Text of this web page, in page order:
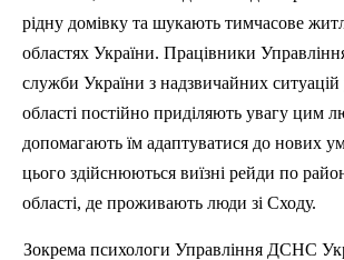
рідну домівку та шукають тимчасове
областях України. Працівники
служби України з надзвичайних ситуацій
області постійно приділяють увагу цим
допомагають їм адаптуватися до нових
цього здійснюються виїзні рейди по
області, де проживають люди зі Сходу.
Зокрема психологи Управління ДСНС